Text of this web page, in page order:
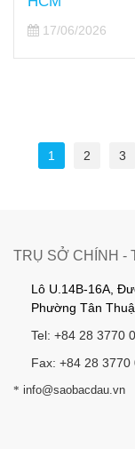
17/06/2026
1 2 3
TRỤ SỞ CHÍNH -
Lô U.14B-16A,
Phường Tân
Tel: +84 28 3770
Fax: +84 28 3770
* info@saobacdau.vn